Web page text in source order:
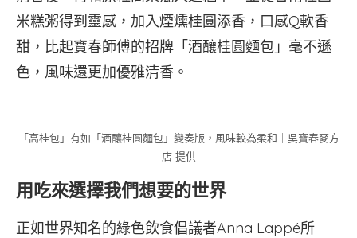
米糕粥得到靈感，加入煙燻桂圓添香，口感Q軟香
甜，比起寶春師傅的招牌「酒釀桂圓麵包」毫不遜
色，風味還更加優雅清香。
「高桂包」有如「酒釀桂圓麵包」變奏版，風味較為柔和｜吳寶春麥方
店 提供
用吃來選擇我們想要的世界
正如世界知名的綠色飲食倡議者Anna Lappé所